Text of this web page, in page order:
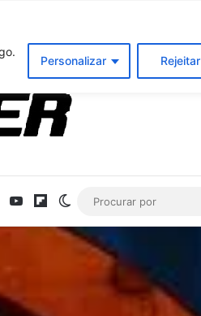
Personalizar Rejeitar
YouTubeFlipboardSwitch skin